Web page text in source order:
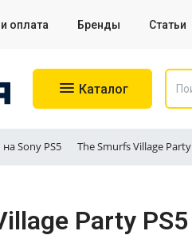
оплата Бренды Статьи
Каталог
приставок
Sony PS5 The Smurfs Village
Party